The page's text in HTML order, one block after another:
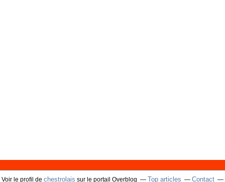
Voir le profil de chestrolais sur le portail Overblog Top articles Contact